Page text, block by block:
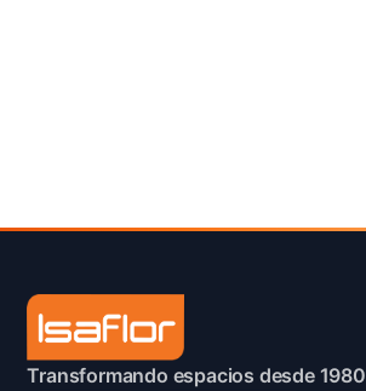
Transformando espacios desde 1980